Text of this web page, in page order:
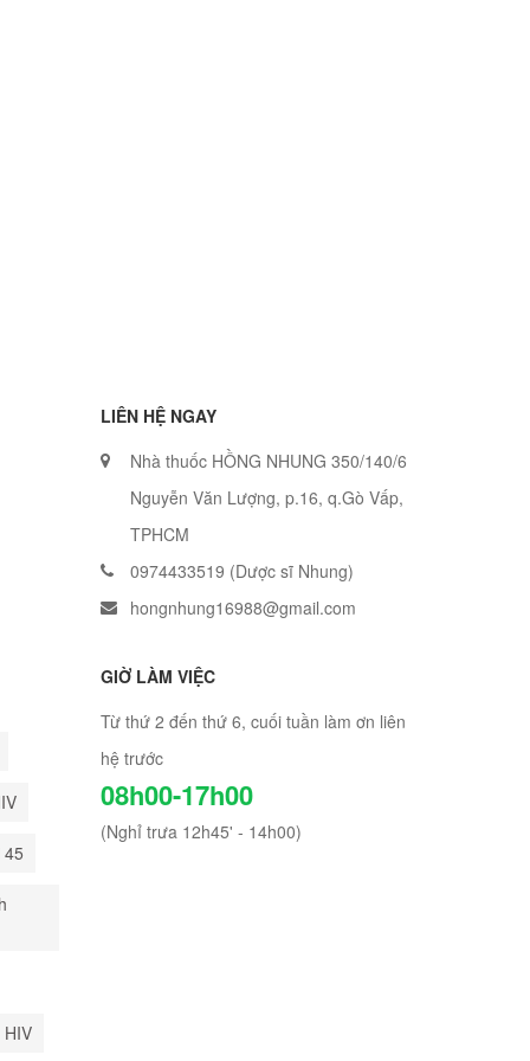
LIÊN HỆ NGAY
Nhà thuốc HỒNG NHUNG 350/140/6
Nguyễn Văn Lượng, p.16, q.Gò Vấp,
TPHCM
0974433519 (Dược sĩ Nhung)
hongnhung16988@gmail.com
GIỜ LÀM VIỆC
Từ thứ 2 đến thứ 6, cuối tuần làm ơn liên
hệ trước
08h00-17h00
(Nghỉ trưa 12h45' - 14h00)